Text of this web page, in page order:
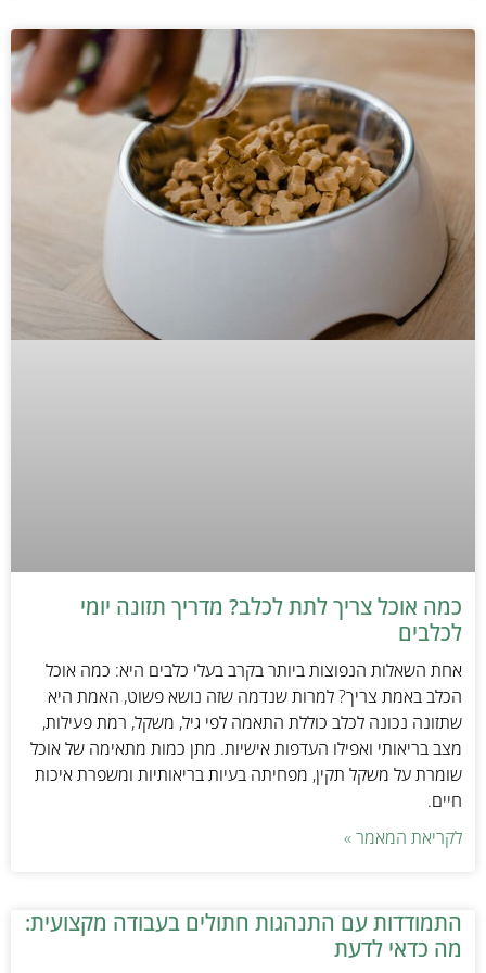
כמה אוכל צריך לתת לכלב? מדריך תזונה יומי
לכלבים
אחת השאלות הנפוצות ביותר בקרב בעלי כלבים היא: כמה אוכל
הכלב באמת צריך? למרות שנדמה שזה נושא פשוט, האמת היא
שתזונה נכונה לכלב כוללת התאמה לפי גיל, משקל, רמת פעילות,
מצב בריאותי ואפילו העדפות אישיות. מתן כמות מתאימה של אוכל
שומרת על משקל תקין, מפחיתה בעיות בריאותיות ומשפרת איכות
חיים.
לקריאת המאמר »
התמודדות עם התנהגות חתולים בעבודה מקצועית:
מה כדאי לדעת